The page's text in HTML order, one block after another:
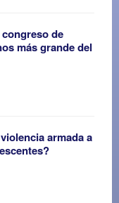
de
más grande del
armada a